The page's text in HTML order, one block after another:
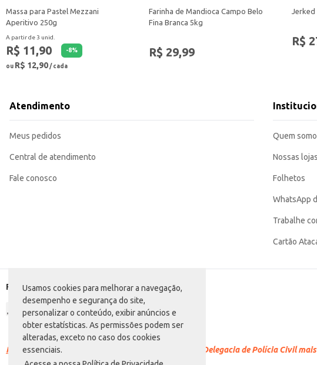
Usamos cookies para melhorar a navegação,
desempenho e segurança do site,
personalizar o conteúdo, exibir anúncios e
obter estatísticas. As permissões podem ser
alteradas, exceto no caso dos cookies
essenciais.
Massa para Pastel Mezzani
Aperitivo 250g
A partir de 3 unid.
R$ 11,90 -8%
ou R$ 12,90/ cada
Farinha de Mandioca Campo Belo
Fina Branca 5kg
R$ 29,99
Jerked
R$
Atendimento
Meus pedidos
Central de atendimento
Fale conosco
Quem
Nossas lojas
Folhetos
WhatsApp
Trabalhe
Cartão
Formas de pagamento
Racismo é crime. Denuncie. Disque 100 ou procure a Delegacia de Polícia Civil